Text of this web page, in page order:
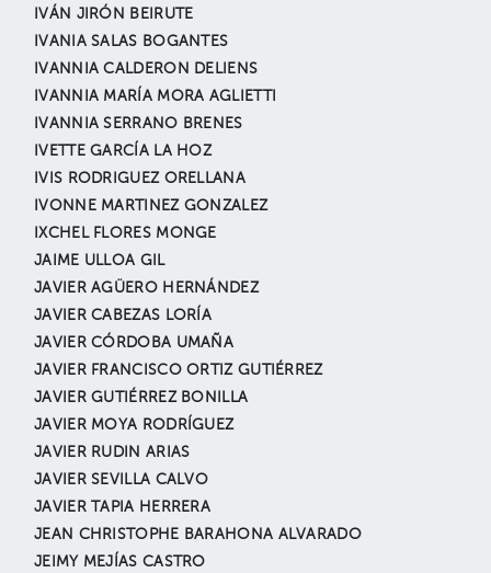
IVÁN JIRÓN BEIRUTE
IVANIA SALAS BOGANTES
IVANNIA CALDERON DELIENS
IVANNIA MARÍA MORA AGLIETTI
IVANNIA SERRANO BRENES
IVETTE GARCÍA LA HOZ
IVIS RODRIGUEZ ORELLANA
IVONNE MARTINEZ GONZALEZ
IXCHEL FLORES MONGE
JAIME ULLOA GIL
JAVIER AGÜERO HERNÁNDEZ
JAVIER CABEZAS LORÍA
JAVIER CÓRDOBA UMAÑA
JAVIER FRANCISCO ORTIZ GUTIÉRREZ
JAVIER GUTIÉRREZ BONILLA
JAVIER MOYA RODRÍGUEZ
JAVIER RUDIN ARIAS
JAVIER SEVILLA CALVO
JAVIER TAPIA HERRERA
JEAN CHRISTOPHE BARAHONA ALVARADO
JEIMY MEJÍAS CASTRO